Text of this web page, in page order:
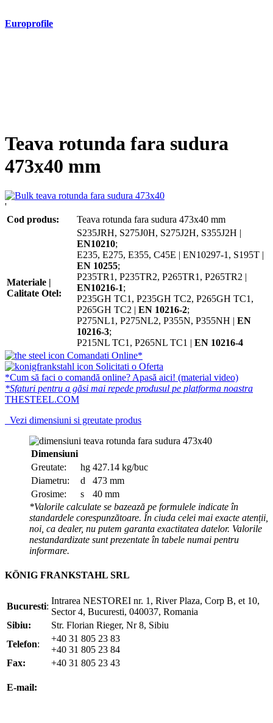
Europrofile
Teava rotunda fara sudura
473x40 mm
'
Cod produs:
Teava rotunda fara sudura 473x40 mm
Materiale |
Calitate Otel:
S235JRH, S275J0H, S275J2H, S355J2H |
EN10210;
E235, E275, E355, C45E | EN10297-1, S195T |
EN 10255;
P235TR1, P235TR2, P265TR1, P265TR2 |
EN10216-1;
P235GH TC1, P235GH TC2, P265GH TC1,
P265GH TC2 | EN 10216-2;
P275NL1, P275NL2, P355N, P355NH | EN
10216-3;
P215NL TC1, P265NL TC1 | EN 10216-4
Comandati Online*
Solicitati o Oferta
*Cum să faci o comandă online? Apasă aici! (material video)
*Sfaturi pentru a găsi mai repede produsul pe platforma noastra
THESTEEL.COM
Vezi dimensiuni si greutate produs
Dimensiuni
Greutate:
hg 427.14 kg/buc
Diametru:
d
473 mm
Grosime:
s
40 mm
*Valorile calculate se bazează pe formulele indicate în
standardele corespunzătoare. În ciuda celei mai exacte atenții,
noi, ca dealer, nu putem garanta exactitatea datelor. Valorile
nestandardizate sunt prezentate în tabele numai pentru
informare.
KÖNIG FRANKSTAHL SRL
Bucuresti:
Intrarea NESTOREI nr. 1, River Plaza, Corp B, et 10,
Sector 4, Bucuresti, 040037, Romania
Sibiu:
Str. Florian Rieger, Nr 8, Sibiu
Telefon:
+40 31 805 23 83
+40 31 805 23 84
Fax:
+40 31 805 23 43
E-mail: